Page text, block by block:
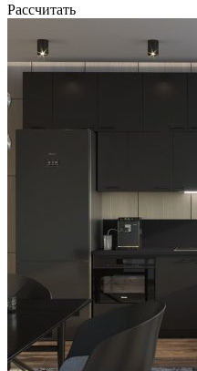
Рассчитать